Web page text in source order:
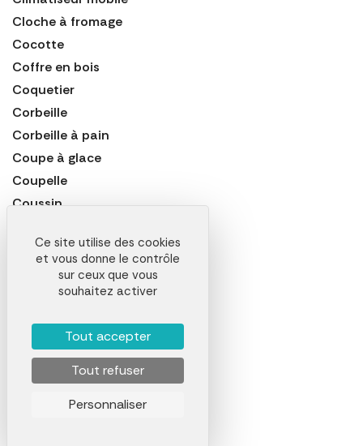
Cloche à fromage
Cocotte
Coffre en bois
Coquetier
Corbeille
Corbeille à pain
Coupe à glace
Coupelle
Coussin
Couvercle
Couvert
Couvert à salade
Couverture
Couverture anti-feu
Couverture de survie
Ce site utilise des cookies
et vous donne le contrôle
sur ceux que vous
souhaitez activer
Tout accepter
Tout refuser
Personnaliser